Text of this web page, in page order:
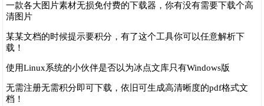
一款各大图片素材无损免付费的下载器，你有没有需要下载个高
清图片
某某文档的时候提示要积分，有了这个工具你可以任意解析下
载！
使用Linux系统的小伙伴是否以为冰点文库只有Windows版
无需注册无需积分即可下载，依旧可生成高清晰度的pdf格式文
档！